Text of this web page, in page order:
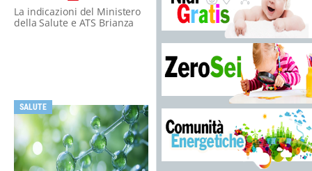
La indicazioni del Ministero
della Salute e ATS Brianza
SALUTE